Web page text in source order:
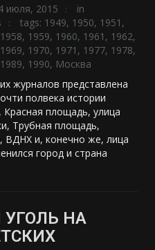
июля, 2015
in
tags: 1949, 1950, 1951 ,
1958, 1959, 1960, 1961 , 1962,
1969, 1970, 1971 , 1977, 1978,
1989, 1990, Москва
журналов представлена
полвека истории
площадь, улица
Трубная площадь,
ВДНХ и, конечно же, лица
город и страна
НА